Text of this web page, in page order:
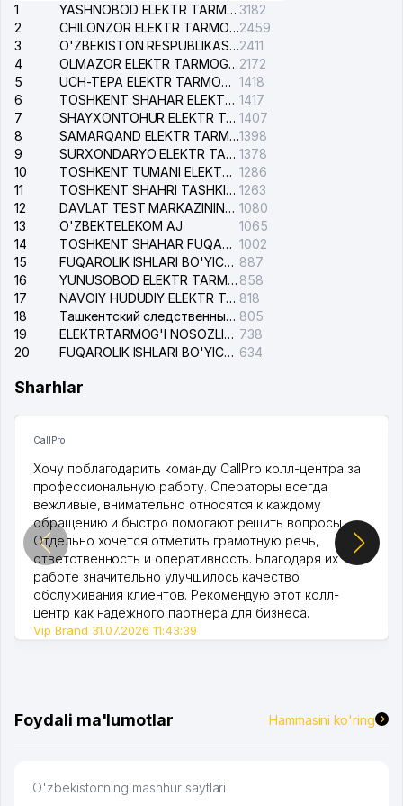
1
YASHNOBOD ELEKTR TARMOG'I NOSOZLIKLARI XIZMATI 3182
2
CHILONZOR ELEKTR TARMOG'I NOSOZLIK XIZMATI2459
3
O'ZBEKISTON RESPUBLIKASI BOSH PROKURATURASI ISHONCH TELEFONI2411
4
OLMAZOR ELEKTR TARMOG'I NOSOZLIKLARI XIZMATI2172
5
UCH-TEPA ELEKTR TARMOG'I NOSOZLIKLARI XIZMATI 1418
6
TOSHKENT SHAHAR ELEKTR TARMOQLARI KORXONASI AJ 1417
7
SHAYXONTOHUR ELEKTR TARMOG'I NOSOZLIKLARINI TUZATISH XIZMATI 1407
8
SAMARQAND ELEKTR TARMOQLARI AJ1398
9
SURXONDARYO ELEKTR TARMOQLARI AJ 1378
10
TOSHKENT TUMANI ELEKTR TARMOG'I AVARIYA XIZMATI 1286
11
TOSHKENT SHAHRI TASHKILOT TELEFONLARI HAQIDA MA'LUMOT BYUROSI 1263
12
DAVLAT TEST MARKAZINING ISHONCH TELEFONLARI 1080
13
O'ZBEKTELEKOM AJ
1065
14
TOSHKENT SHAHAR FUQAROLIK ISHLARI BO'YICHA SUDI 1002
15
FUQAROLIK ISHLARI BO'YICHA YAKKASAROY TUMANLARARO SUDI 887
16
YUNUSOBOD ELEKTR TARMOG'I NOSOZLIKLARI XIZMATI 858
17
NAVOIY HUDUDIY ELEKTR TARMOQLARI KORXONASI AJ 818
18
Ташкентский следственный изолятор 805
19
ELEKTRTARMOG'I NOSOZLIKLARINI TO'ZATISH SERGELI XIZMATI 738
20
FUQAROLIK ISHLARI BO'YICHA UCH-TEPA TUMANI SUDI 634
Sharhlar
CallPro
Хочу поблагодарить команду CallPro колл-центра за
профессиональную работу. Операторы всегда
вежливые, внимательно относятся к каждому
обращению и быстро помогают решить вопросы.
Отдельно хочется отметить грамотную речь,
ответственность и оперативность. Благодаря их
работе значительно улучшилось качество
обслуживания клиентов. Рекомендую этот колл-
центр как надежного партнера для бизнеса.
Vip Brand 31.07.2026 11:43:39
Foydali ma'lumotlar Hammasini ko'ring
O'zbekistonning mashhur saytlari